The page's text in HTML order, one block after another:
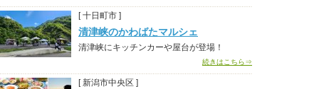
[ 十日町市 ]
清津峡のかわばたマルシェ
清津峡にキッチンカーや屋台が登場！
続きはこちら⇒
[ 新潟市中央区 ]